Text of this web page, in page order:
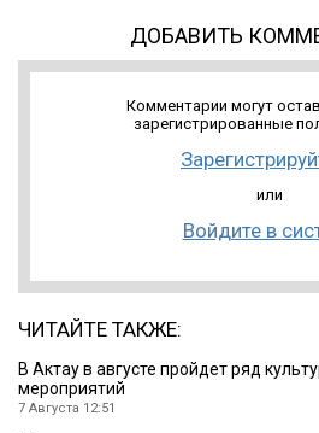
ДОБАВИТЬ
Комментарии могут
зарегистрированные
или
Войдите в
ЧИТАЙТЕ ТАКЖЕ:
В Актау в августе пройдет ряд
мероприятий
7 Августа 12:51